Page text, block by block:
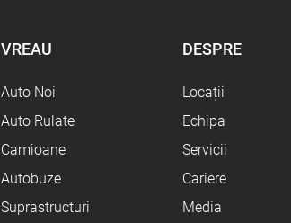
VREAU
Auto Noi
Auto Rulate
Camioane
Autobuze
Suprastructuri
DESPRE
Locații
Echipa
Servicii
Cariere
Media